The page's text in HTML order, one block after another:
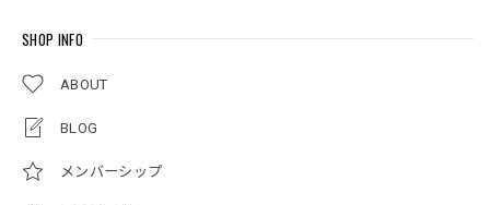
SHOP INFO
ABOUT
BLOG
メンバーシップ